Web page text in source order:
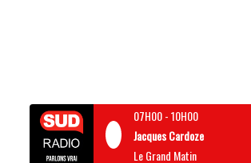
07H00-10H00
Jacques Cardoze
Le Grand Matin